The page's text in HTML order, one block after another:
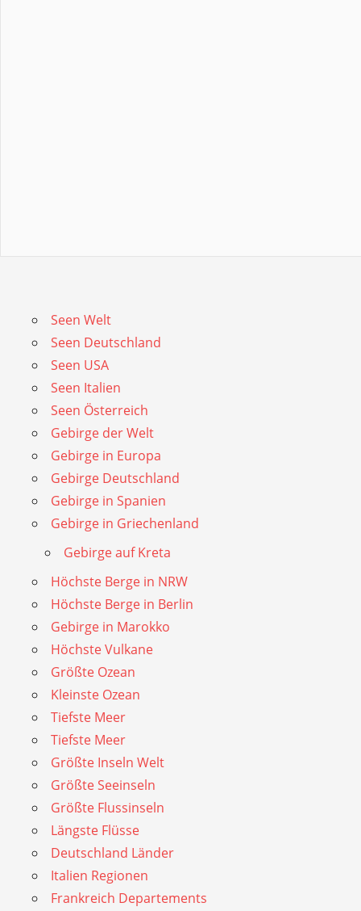
Seen Welt
Seen Deutschland
Seen USA
Seen Italien
Seen Österreich
Gebirge der Welt
Gebirge in Europa
Gebirge Deutschland
Gebirge in Spanien
Gebirge in Griechenland
Gebirge auf Kreta
Höchste Berge in NRW
Höchste Berge in Berlin
Gebirge in Marokko
Höchste Vulkane
Größte Ozean
Kleinste Ozean
Tiefste Meer
Tiefste Meer
Größte Inseln Welt
Größte Seeinseln
Größte Flussinseln
Längste Flüsse
Deutschland Länder
Italien Regionen
Frankreich Departements